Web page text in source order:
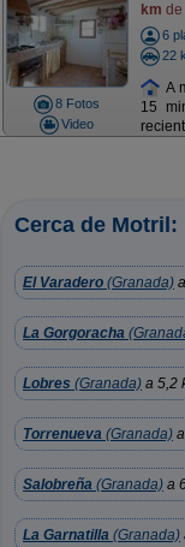
8 Fotos
Video
km de
6
22
A
15
Cerca de Motril:
El Varadero (Granada)
La Gorgoracha
Lobres (Granada) a 5,2
Torrenueva (Granada)
Salobreña (Granada) a
La Garnatilla (Granada)